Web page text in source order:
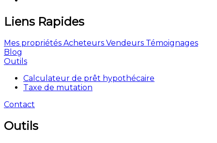
Liens Rapides
Mes propriétés Acheteurs Vendeurs Témoignages
Blog
Outils
Calculateur de prêt hypothécaire
Taxe de mutation
Contact
Outils